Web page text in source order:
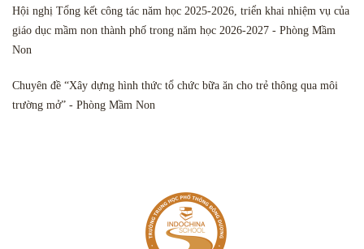
Hội nghị Tổng kết công tác năm học 2025-2026, triển khai nhiệm vụ của
giáo dục mầm non thành phố trong năm học 2026-2027 - Phòng Mầm
Non
Chuyên đề “Xây dựng hình thức tổ chức bữa ăn cho trẻ thông qua môi
trường mở” - Phòng Mầm Non